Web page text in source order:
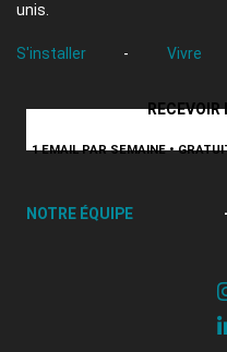
unis.
S'installer - Vivre
RECEVOIR
1 EMAIL PAR SEMAINE •
NOTRE ÉQUIPE